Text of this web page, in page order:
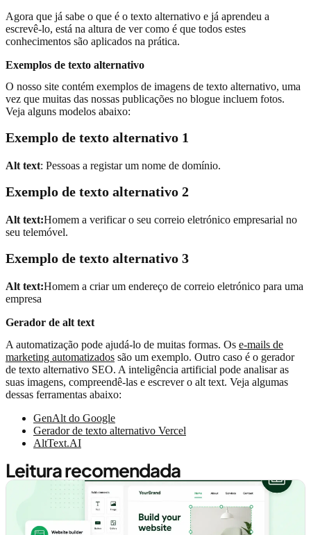
Agora que já sabe o que é o texto alternativo e já aprendeu a
escrevê-lo, está na altura de ver como é que todos estes
conhecimentos são aplicados na prática.
Exemplos de texto alternativo
O nosso site contém exemplos de imagens de texto alternativo, uma
vez que muitas das nossas publicações no blogue incluem fotos.
Veja alguns modelos abaixo:
Exemplo de texto alternativo 1
Alt text: Pessoas a registar um nome de domínio.
Exemplo de texto alternativo 2
Alt text:Homem a verificar o seu correio eletrónico empresarial no
seu telemóvel.
Exemplo de texto alternativo 3
Alt text:Homem a criar um endereço de correio eletrónico para uma
empresa
Gerador de alt text
A automatização pode ajudá-lo de muitas formas. Os e-mails de
marketing automatizados são um exemplo. Outro caso é o gerador
de texto alternativo SEO. A inteligência artificial pode analisar as
suas imagens, compreendê-las e escrever o alt text. Veja algumas
dessas ferramentas abaixo:
GenAlt do Google
Gerador de texto alternativo Vercel
AltText.AI
Leitura recomendada